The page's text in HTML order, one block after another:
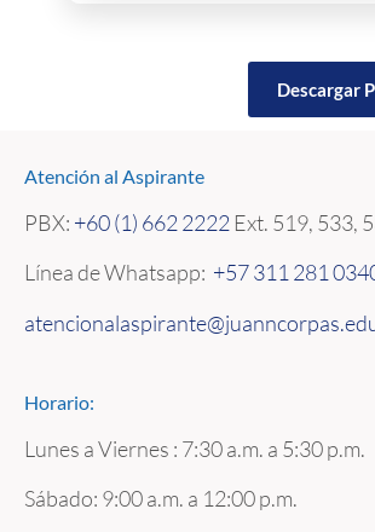
Descargar
Atención al Aspirante
PBX: +60 (1) 662 2222 Ext. 519, 533,
Línea de Whatsapp: +57 311 281
Horario:
Lunes a Viernes : 7:30 a.m. a 5:30 p.m.
Sábado: 9:00 a.m. a 12:00 p.m.